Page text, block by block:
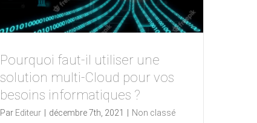
Pourquoi faut-il utiliser une
solution multi-Cloud pour vos
besoins informatiques ?
Par Editeur décembre 7th, 2021 Non classé